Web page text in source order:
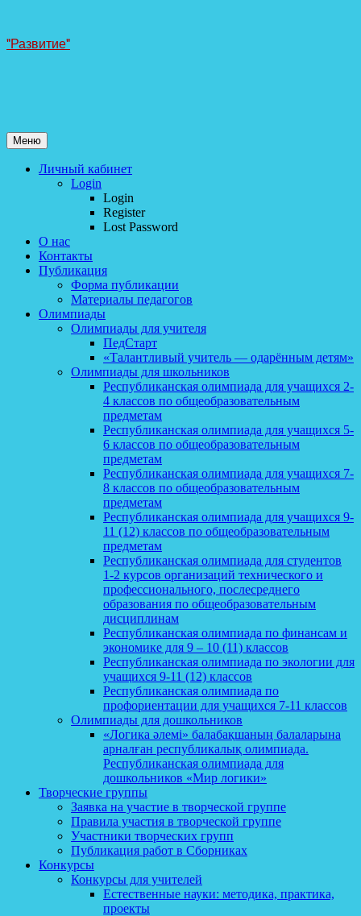
Перейти
"Развитие"
Меню
Личный кабинет
Login
Login
Register
Lost Password
О нас
Контакты
Публикация
Форма публикации
Материалы педагогов
Олимпиады
Олимпиады для учителя
ПедСтарт
«Талантливый учитель — одарённым детям»
Олимпиады для школьников
Республиканская олимпиада для учащихся 2-
4 классов по общеобразовательным
предметам
Республиканская олимпиада для учащихся 5-
6 классов по общеобразовательным
предметам
Республиканская олимпиада для учащихся 7-
8 классов по общеобразовательным
предметам
Республиканская олимпиада для учащихся 9-
11 (12) классов по общеобразовательным
предметам
Республиканская олимпиада для студентов
1-2 курсов организаций технического и
профессионального, послесреднего
образования по общеобразовательным
дисциплинам
Республиканская олимпиада по финансам и
экономике для 9 – 10 (11) классов
Республиканская олимпиада по экологии для
учащихся 9-11 (12) классов
Республиканская олимпиада по
профориентации для учащихся 7-11 классов
Олимпиады для дошкольников
«Логика әлемі» балабақшаның балаларына
арналған республикалық олимпиада.
Республиканская олимпиада для
дошкольников «Мир логики»
Творческие группы
Заявка на участие в творческой группе
Правила участия в творческой группе
Участники творческих групп
Публикация работ в Сборниках
Конкурсы
Конкурсы для учителей
Естественные науки: методика, практика,
проекты